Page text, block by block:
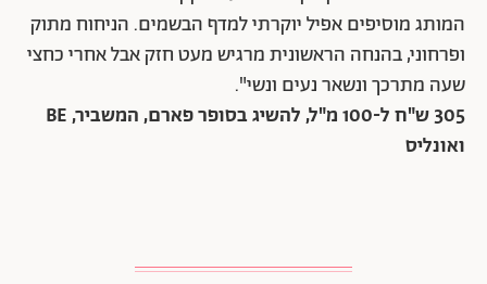
המותג מוסיפים אפיל יוקרתי למדף הבשמים. הניחוח מתוק
ופרחוני, בהנחה הראשונית מרגיש מעט חזק אבל אחרי כחצי
שעה מתרכך ונשאר נעים ונשי".
305 ש"ח ל-100 מ"ל, להשיג בסופר פארם, המשביר, BE
ואונליס